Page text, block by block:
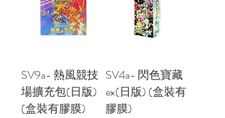
SV9a- 熱風競技
場擴充包(日版)
(盒裝有膠膜)
SV4a- 閃色寶藏
ex(日版) (盒裝有
膠膜)